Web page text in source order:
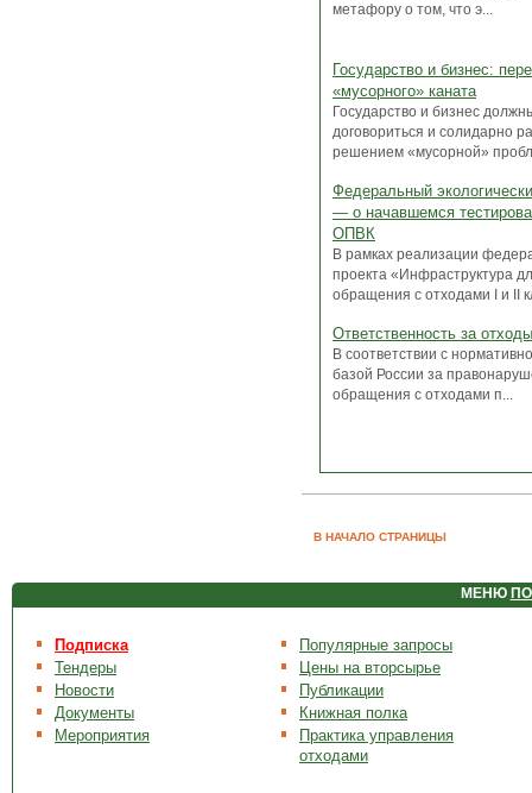
метафору о том, что э...
Государство и бизнес:
«мусорного» каната
Государство и бизнес
договориться и солидарно
решением «мусорной»
Федеральный
— о начавшемся
ОПВК
В рамках реализации
проекта «Инфраструктура
обращения с отходами I и II
Ответственность за отходы
В соответствии с
базой России за
обращения с отходами п...
В НАЧАЛО СТРАНИЦЫ
МЕНЮ
Подписка
Тендеры
Новости
Документы
Мероприятия
Популярные запросы
Цены на вторсырье
Публикации
Книжная полка
Практика управления
отходами